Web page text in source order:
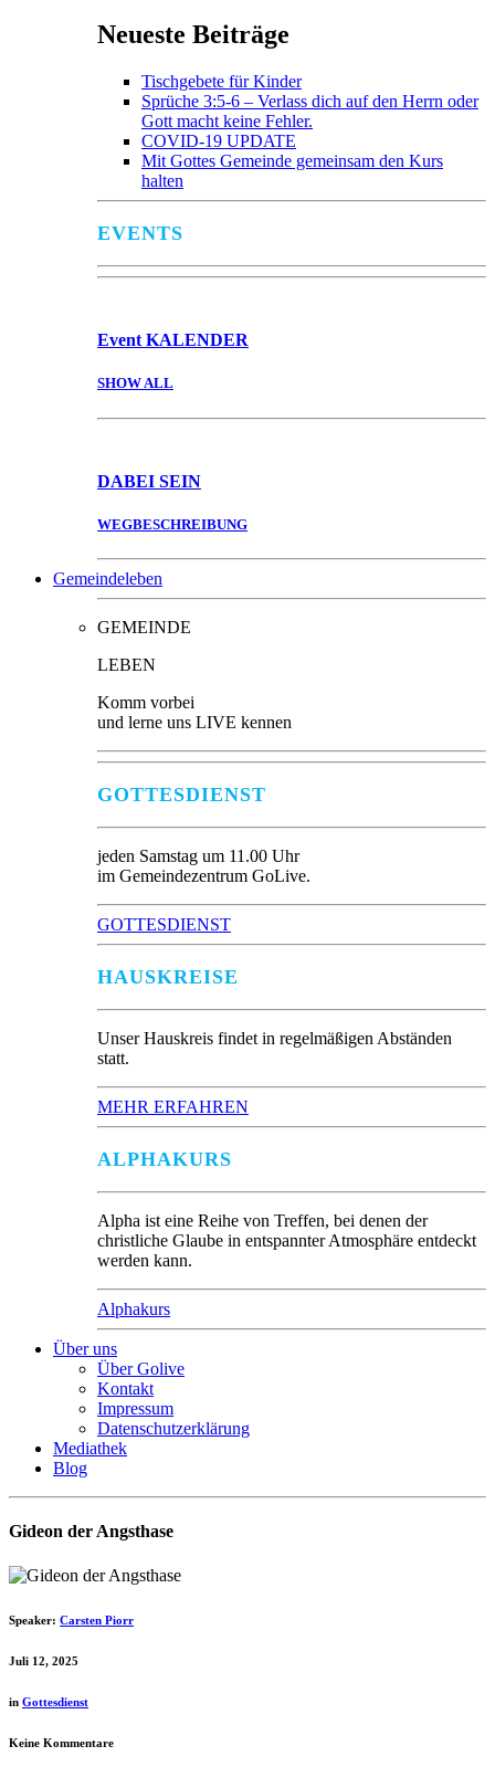
Neueste Beiträge
Tischgebete für Kinder
Sprüche 3:5-6 – Verlass dich auf den Herrn oder
Gott macht keine Fehler.
COVID-19 UPDATE
Mit Gottes Gemeinde gemeinsam den Kurs
halten
EVENTS
Event KALENDER
SHOW ALL
DABEI SEIN
WEGBESCHREIBUNG
Gemeindeleben
GEMEINDE
LEBEN
Komm vorbei
und lerne uns LIVE kennen
GOTTESDIENST
jeden Samstag um 11.00 Uhr
im Gemeindezentrum GoLive.
GOTTESDIENST
HAUSKREISE
Unser Hauskreis findet in regelmäßigen Abständen
statt.
MEHR ERFAHREN
ALPHAKURS
Alpha ist eine Reihe von Treffen, bei denen der
christliche Glaube in entspannter Atmosphäre entdeckt
werden kann.
Alphakurs
Über uns
Über Golive
Kontakt
Impressum
Datenschutzerklärung
Mediathek
Blog
Gideon der Angsthase
Speaker: Carsten Piorr
Juli 12, 2025
in Gottesdienst
Keine Kommentare